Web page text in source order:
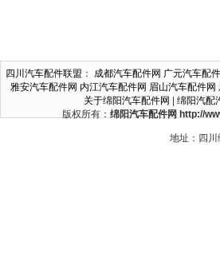
四川汽车配件联盟 ： 成都汽车配件网 广元汽车配
雅安汽车配件网 内江汽车配件网 眉山汽车配件网
关于绵阳汽车配件网
绵阳汽配
版权所有： 绵阳汽车配件网 http://
地址：四